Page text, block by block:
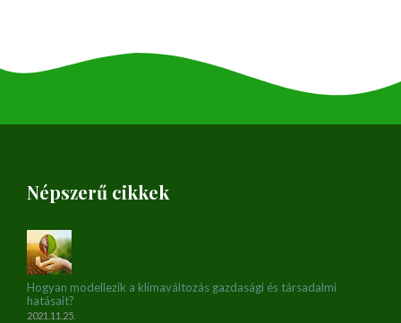
Népszerű cikkek
Hogyan modellezik a klímaváltozás gazdasági és társadalmi
hatásait?
2021.11.25.